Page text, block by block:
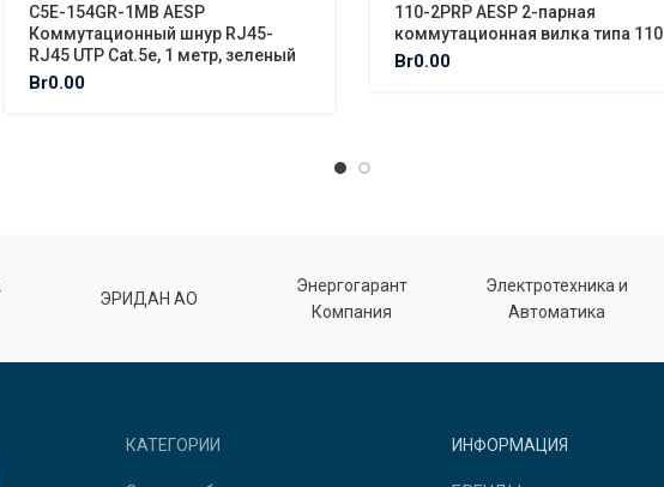
C5E-154GR-1MB AESP
Коммутационный шнур RJ45-
RJ45 UTP Cat.5e, 1 метр, зеленый
Br0.00
110-2PRP AESP 2-парная
коммутационная вилка типа 110
Br0.00
ЭРИДАН АО
Энергогарант
Компания
Электротехника и
Автоматика
КАТЕГОРИИ ИНФОРМАЦИЯ